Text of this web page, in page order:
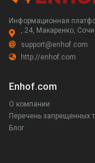
Информационная
, 24, Макаренко,
support@enhof.com
http://enhof.com
Enhof.com
О компании
Перечень запрещенных
Блог